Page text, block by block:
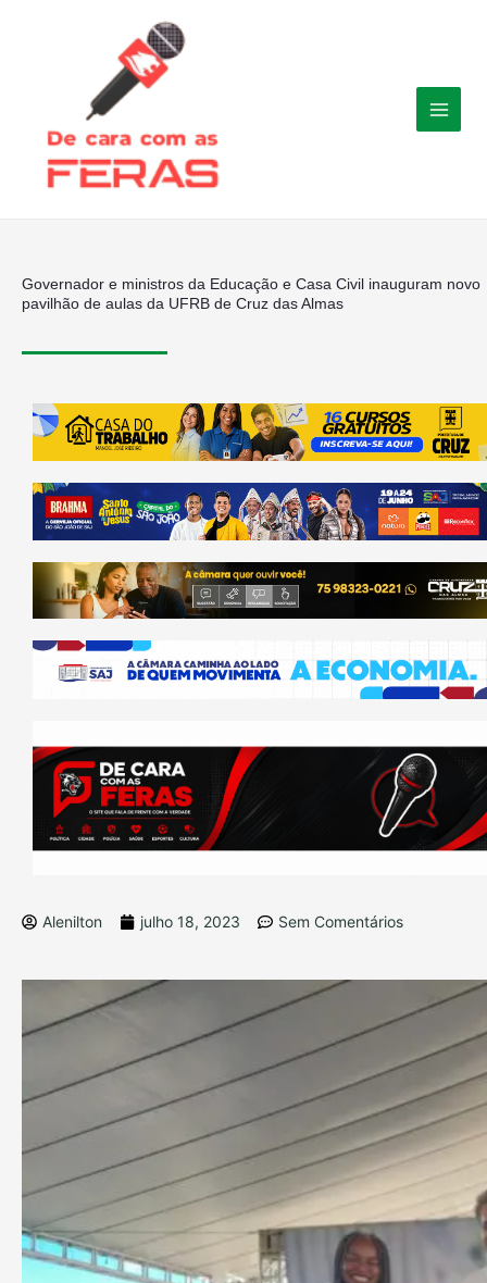
Governador e ministros da Educação e Casa Civil inauguram novo
pavilhão de aulas da UFRB de Cruz das Almas
Alenilton julho 18, 2023 Sem Comentários